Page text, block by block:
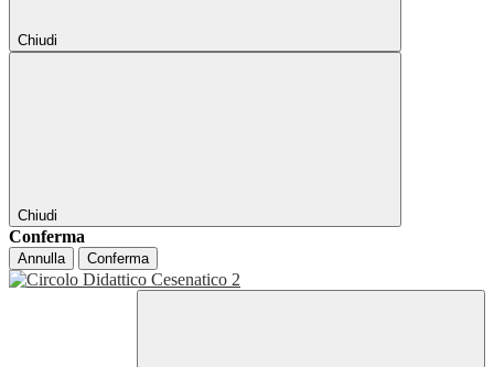
Chiudi
Chiudi
Conferma
Annulla Conferma